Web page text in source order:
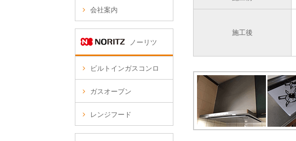
施工後
会社案内
ノーリツ
ビルトインガスコンロ
ガスオーブン
レンジフード